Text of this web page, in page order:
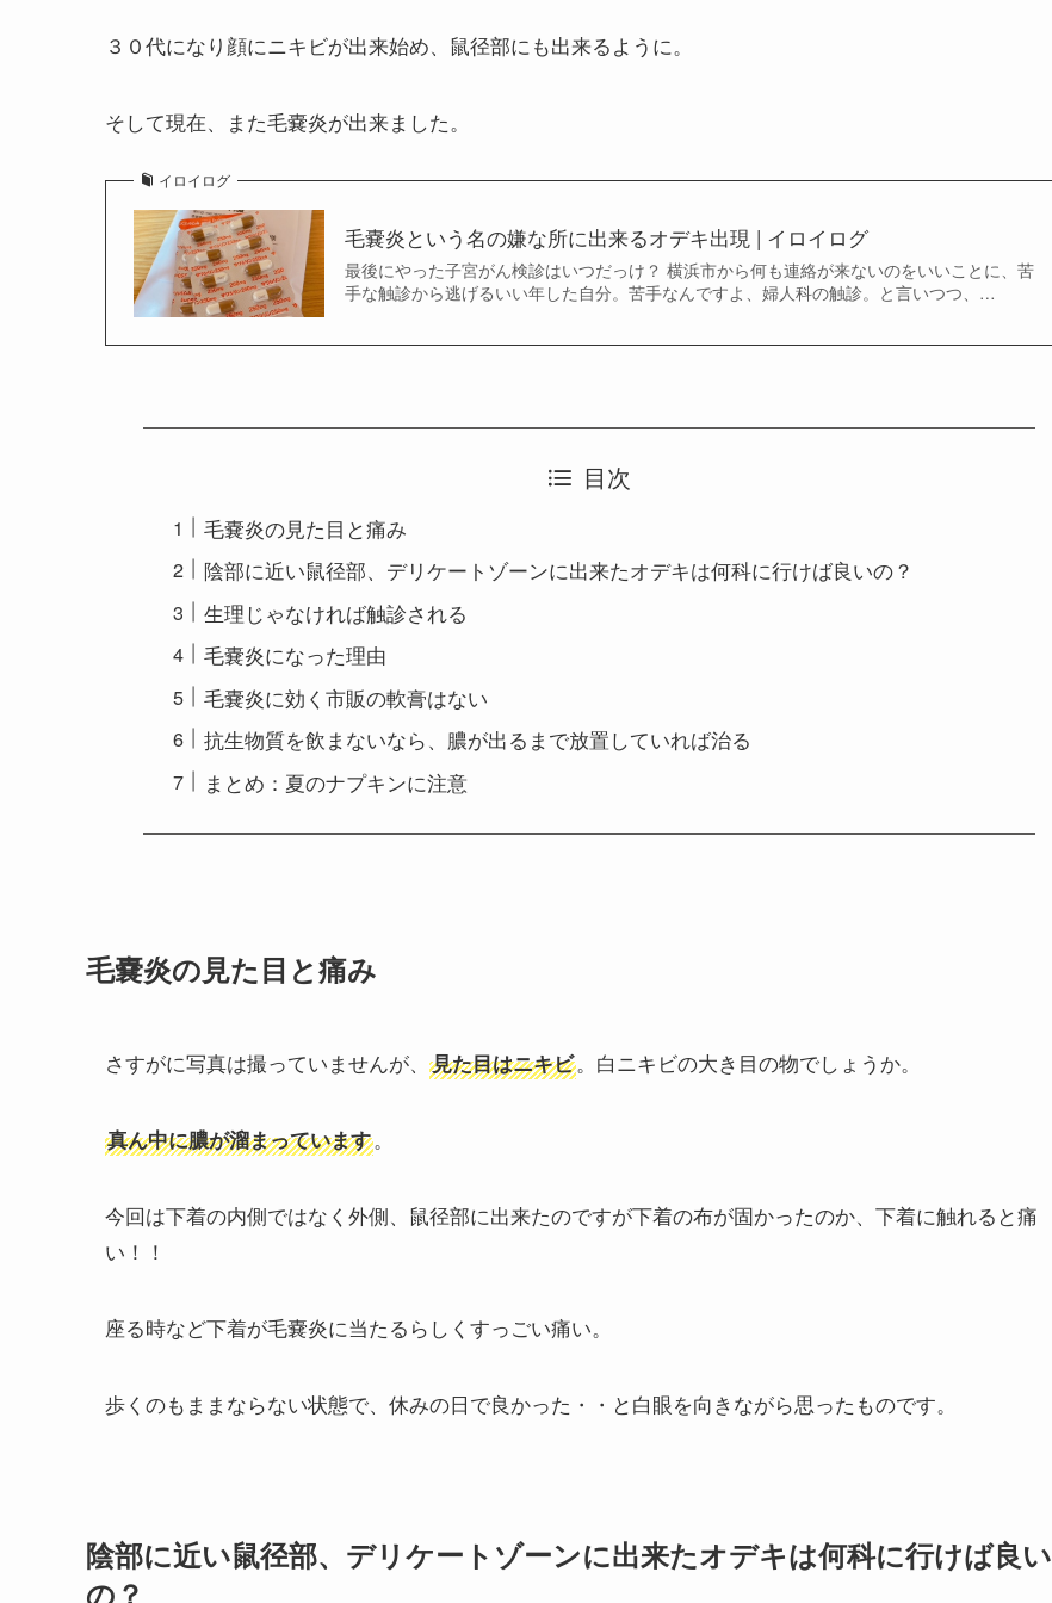
３０代になり顔にニキビが出来始め、鼠径部にも出来るように。
そして現在、また毛嚢炎が出来ました。
イロイログ
毛嚢炎という名の嫌な所に出来るオデキ出現 | イロイログ
最後にやった子宮がん検診はいつだっけ？ 横浜市から何も連絡が来ないのをいいことに、苦
手な触診から逃げるいい年した自分。苦手なんですよ、婦人科の触診。と言いつつ、…
目次
毛嚢炎の見た目と痛み
陰部に近い鼠径部、デリケートゾーンに出来たオデキは何科に行けば良いの？
生理じゃなければ触診される
毛嚢炎になった理由
毛嚢炎に効く市販の軟膏はない
抗生物質を飲まないなら、膿が出るまで放置していれば治る
まとめ：夏のナプキンに注意
毛嚢炎の見た目と痛み
さすがに写真は撮っていませんが、 見た目はニキビ。白ニキビの大き目の物でしょうか。
真ん中に膿が溜まっています。
今回は下着の内側ではなく外側、鼠径部に出来たのですが下着の布が固かったのか、下着に触れると痛
い！！
座る時など下着が毛嚢炎に当たるらしくすっごい痛い。
歩くのもままならない状態で、休みの日で良かった・・と白眼を向きながら思ったものです。
陰部に近い鼠径部、デリケートゾーンに出来たオデキは何科に行けば良い
の？